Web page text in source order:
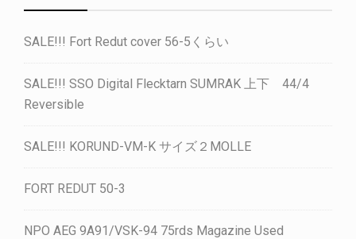
SALE!!! Fort Redut cover 56-5くらい
SALE!!! SSO Digital Flecktarn SUMRAK 上下 44/4
Reversible
SALE!!! KORUND-VM-K サイズ２MOLLE
FORT REDUT 50-3
NPO AEG 9A91/VSK-94 75rds Magazine Used